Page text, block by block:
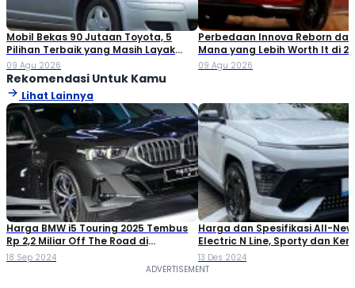
Mobil Bekas 90 Jutaan Toyota, 5
Pilihan Terbaik yang Masih Layak
Dibeli
09 Agu 2026
Perbedaan Innova Reborn
Mana yang Lebih Worth It di
09 Agu 2026
Rekomendasi Untuk Kamu
Lihat Lainnya
Harga BMW i5 Touring 2025 Tembus
Rp 2,2 Miliar Off The Road di
Indonesia
18 Sep 2024
Harga dan Spesifikasi All-New
Electric N Line, Sporty dan
13 Des 2024